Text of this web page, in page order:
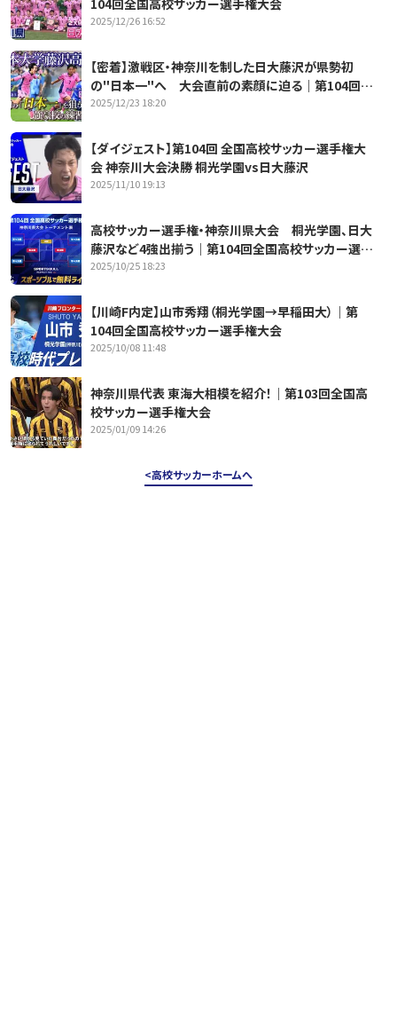
104回全国高校サッカー選手権大会
2025/12/26 16:52
【密着】激戦区・神奈川を制した日大藤沢が県勢初
の"日本一"へ 大会直前の素顔に迫る｜第104回全
国高校サッカー選手権大会
2025/12/23 18:20
【ダイジェスト】第104回 全国高校サッカー選手権大
会 神奈川大会決勝 桐光学園vs日大藤沢
2025/11/10 19:13
高校サッカー選手権・神奈川県大会 桐光学園、日大
藤沢など4強出揃う｜第104回全国高校サッカー選手
権大会
2025/10/25 18:23
【川崎F内定】山市秀翔（桐光学園→早稲田大）｜第
104回全国高校サッカー選手権大会
2025/10/08 11:48
神奈川県代表 東海大相模を紹介！｜第103回全国高
校サッカー選手権大会
2025/01/09 14:26
高校サッカーホームへ